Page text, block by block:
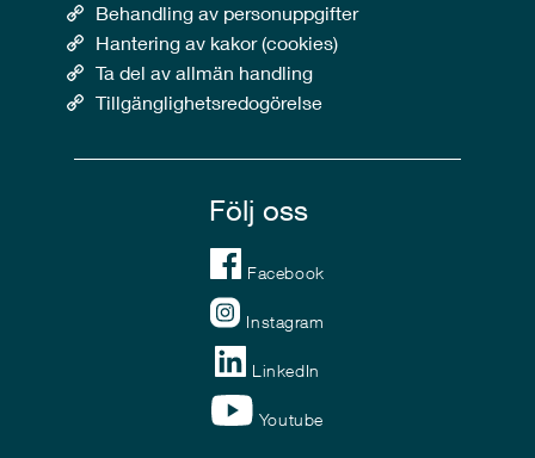
Behandling av personuppgifter
Hantering av kakor (cookies)
Ta del av allmän handling
Tillgänglighetsredogörelse
Följ oss
Facebook
Instagram
LinkedIn
Youtube